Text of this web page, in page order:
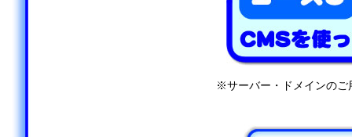
※サーバー・ドメインのご